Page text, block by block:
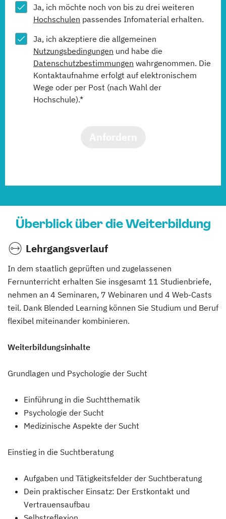
Ja, ich möchte noch von bis zu drei weiteren
Hochschulen passendes Infomaterial erhalten.
Ja, ich akzeptiere die allgemeinen
Nutzungsbedingungen und habe die
Datenschutzbestimmungen wahrgenommen. Die
Kontaktaufnahme erfolgt auf elektronischem
Wege oder per Post (nach Wahl der
Hochschule).*
Überblick über die Weiterbildung
Lehrgangsverlauf
In dem staatlich geprüften und zugelassenen
Fernunterricht erhalten Sie insgesamt 11 Studienbriefe,
nehmen an 4 Seminaren, 7 Webinaren und 4 Web-Casts
teil. Dank Blended Learning können Sie Studium und Beruf
flexibel miteinander kombinieren.
Weiterbildungsinhalte
Grundlagen und Psychologie der Sucht
Einführung in die Suchtthematik
Psychologie der Sucht
Medizinische Aspekte der Sucht
Einstieg in die Suchtberatung
Aufgaben und Tätigkeitsfelder der Suchtberatung
Dein praktischer Einsatz: Der Erstkontakt und
Vertrauensaufbau